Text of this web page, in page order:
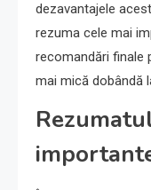
dezavantajele
rezuma cele mai
recomandări finale
mai mică dobândă